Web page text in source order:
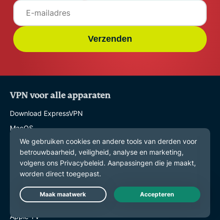
Verzenden
VPN voor alle apparaten
Download ExpressVPN
MacOS
Windows PC
iOS (iPhone en iPad)
Android
Linux
Routers
Apple TV
Live Chat